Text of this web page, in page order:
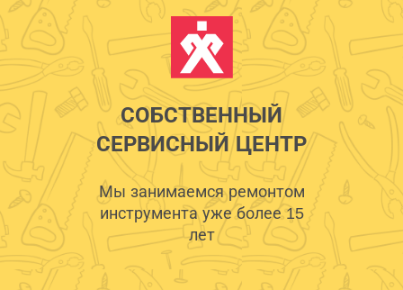
СОБСТВЕННЫЙ
СЕРВИСНЫЙ ЦЕНТР
Мы занимаемся ремонтом
инструмента уже более 15
лет